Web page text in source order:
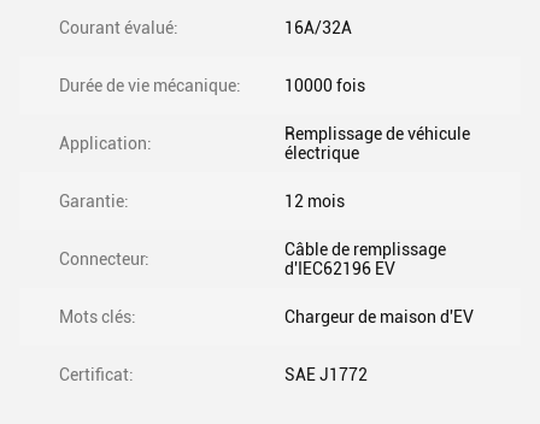
Courant évalué: 16A/32A
Durée de vie mécanique: 10000 fois
Application:
Remplissage de véhicule
électrique
Garantie: 12 mois
Connecteur:
Câble de remplissage
d'IEC62196 EV
Mots clés: Chargeur de maison d'EV
Certificat: SAE J1772